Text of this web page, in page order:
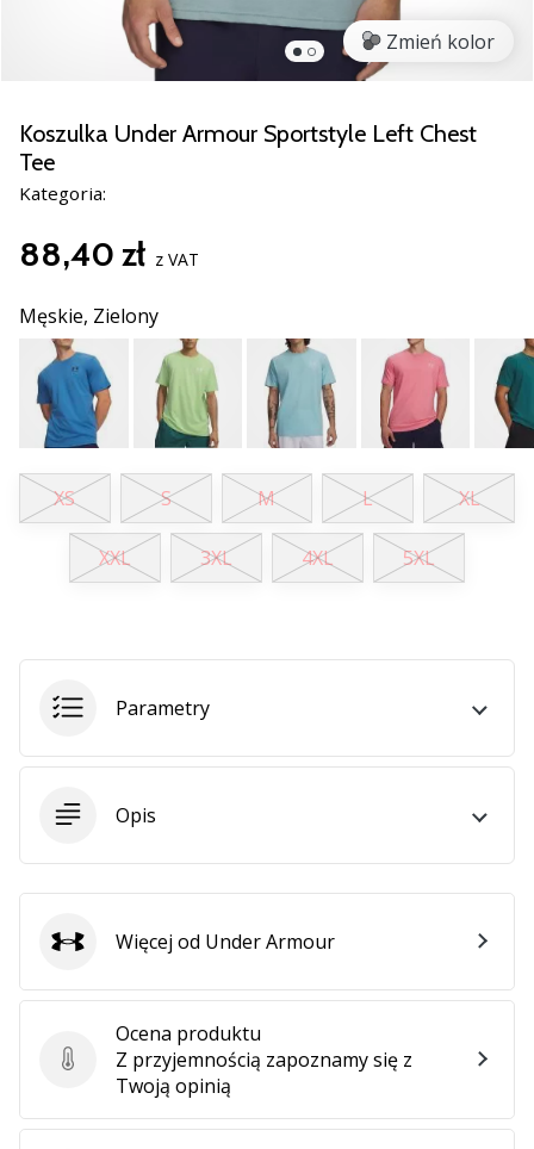
wszystkie
artykuły
Zmień kolor
Koszulka Under Armour Sportstyle Left Chest
Tee
Kategoria:
88,40 zł z VAT
Męskie, Zielony
XS S M L XL
XXL 3XL 4XL 5XL
Parametry
Opis
Ocena produktu
Ocena produktu
Z przyjemnością zapoznamy się z
Twoją opinią
Under Armour
Więcej od Under Armour